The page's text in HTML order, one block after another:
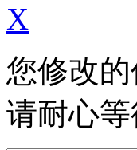
X
您修改
请耐心等